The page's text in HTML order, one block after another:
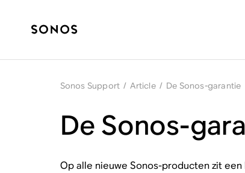
Sonos Support / Article / De Sonos-garantie
De Sonos-
Op alle nieuwe Sonos-producten zit